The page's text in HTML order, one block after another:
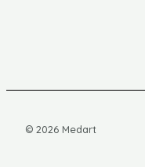
© 2026 Medart